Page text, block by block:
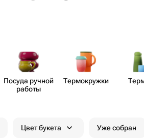
Посуда ручной
работы
Термо​кружки
Цвет букета Уже собран